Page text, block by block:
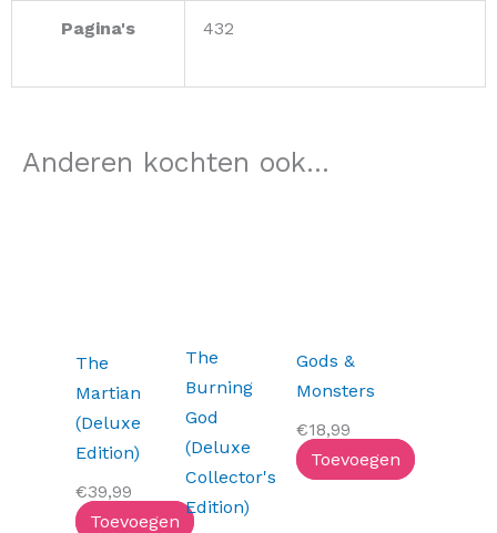
Pagina's 432
Anderen kochten ook...
The
Martian
(Deluxe
Edition)
€39,99
Toevoegen
The
Burning
God
(Deluxe
Collector's
Edition)
Gods &
Monsters
€18,99
Toevoegen